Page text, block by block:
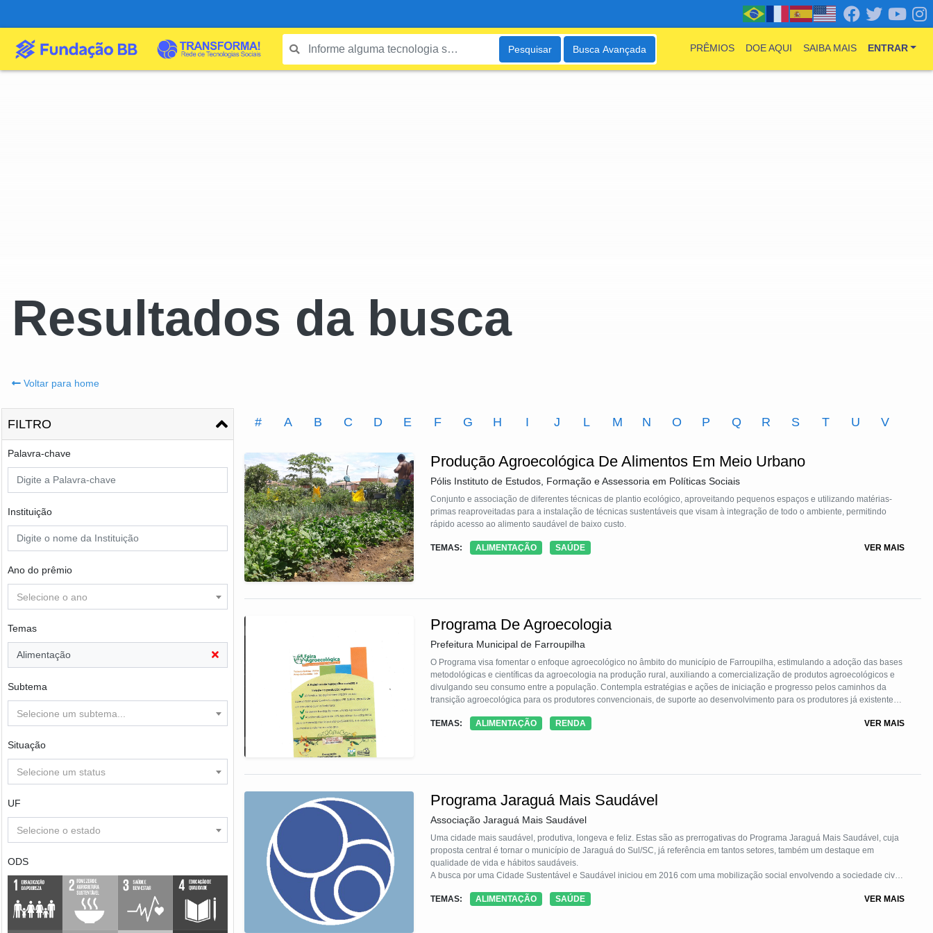
Pesquisar Busca Avançada PRÊMIOS DOE AQUI SAIBA MAIS ENTRAR
Resultados da busca
Voltar para home
FILTRO
Palavra-chave
Instituição
Ano do prêmio
Selecione o ano
Temas
Alimentação
Subtema
Selecione um subtema...
Situação
Selecione um status
UF
Selecione o estado
ODS
# A B C D E F G H I J L M N O P Q R S T U V
Produção Agroecológica De Alimentos Em Meio Urbano
Pólis Instituto de Estudos, Formação e Assessoria em Políticas Sociais
Conjunto e associação de diferentes técnicas de plantio ecológico, aproveitando pequenos espaços e utilizando matérias-
primas reaproveitadas para a instalação de técnicas sustentáveis que visam à integração de todo o ambiente, permitindo
rápido acesso ao alimento saudável de baixo custo.
TEMAS: ALIMENTAÇÃO SAÚDE VER MAIS
Programa De Agroecologia
Prefeitura Municipal de Farroupilha
O Programa visa fomentar o enfoque agroecológico no âmbito do município de Farroupilha, estimulando a adoção das bases
metodológicas e científicas da agroecologia na produção rural, auxiliando a comercialização de produtos agroecológicos e
divulgando seu consumo entre a população. Contempla estratégias e ações de iniciação e progresso pelos caminhos da
transição agroecológica para os produtores convencionais, de suporte ao desenvolvimento para os produtores já existentes e
forma, cumpre-se com a missão de promoção do desenvolvimento rural sustentável e da qualidade de vida.
TEMAS: ALIMENTAÇÃO RENDA VER MAIS
Programa Jaraguá Mais Saudável
Associação Jaraguá Mais Saudável
Uma cidade mais saudável, produtiva, longeva e feliz. Estas são as prerrogativas do Programa Jaraguá Mais Saudável, cuja
proposta central é tornar o município de Jaraguá do Sul/SC, já referência em tantos setores, também um destaque em
qualidade de vida e hábitos saudáveis.
A busca por uma Cidade Sustentável e Saudável iniciou em 2016 com uma mobilização social envolvendo a sociedade civil,
2019, foi organizado com base nas melhores experiências nacionais e internacionais e conta com vários voluntários que se
TEMAS: ALIMENTAÇÃO SAÚDE VER MAIS